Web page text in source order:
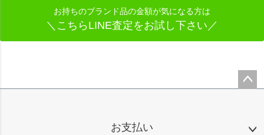
お持ちのブランド品の金額が気になる方は
＼こちらLINE査定をお試し下さい／
お支払い